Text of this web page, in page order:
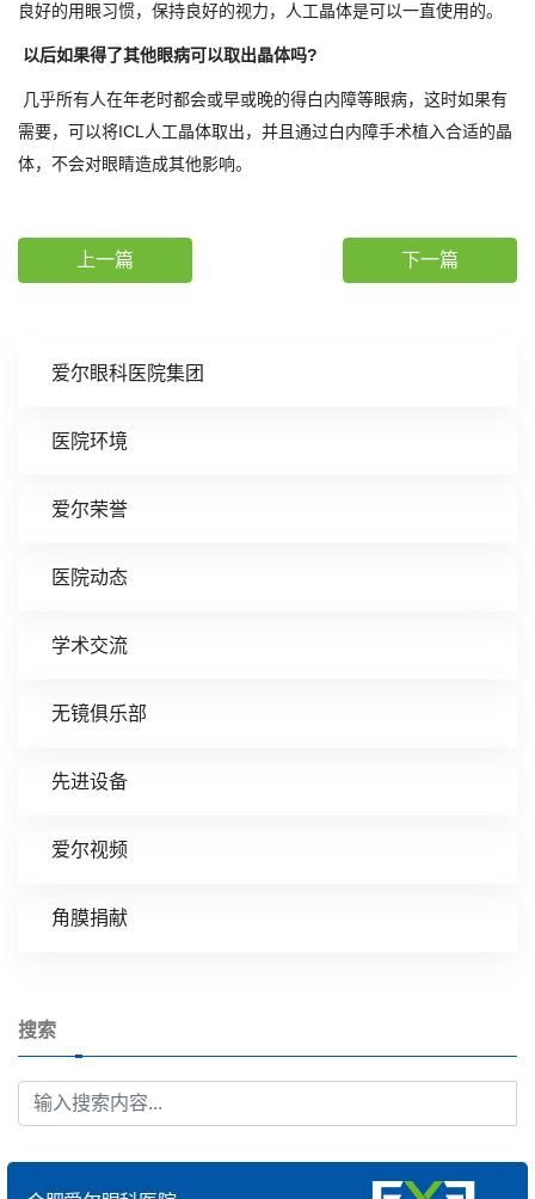
爱尔眼科医院集团
医院环境
爱尔荣誉
医院动态
学术交流
无镜俱乐部
先进设备
爱尔视频
角膜捐献
搜索
良好的用眼习惯，保持良好的视力，人工晶体是可以一直使用的。
以后如果得了其他眼病可以取出晶体吗?
几乎所有人在年老时都会或早或晚的得白内障等眼病，这时如果有
需要，可以将ICL人工晶体取出，并且通过白内障手术植入合适的晶
体，不会对眼睛造成其他影响。
上一篇 下一篇